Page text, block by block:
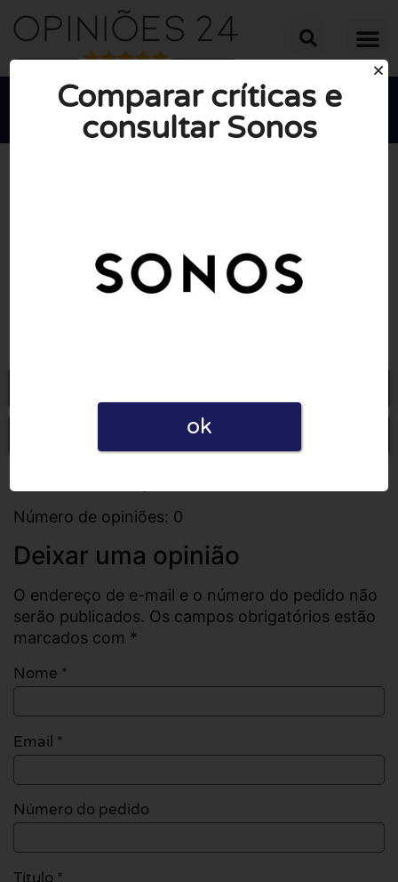
  
Escrever uma opinião
Número de opiniões: 0
Deixar uma opinião
O endereço de e-mail e o número do pedido não
serão publicados. Os campos obrigatórios estão
marcados com *
Nome *
Email *
Número do pedido
Título *
Comparar críticas e
consultar Sonos
ok